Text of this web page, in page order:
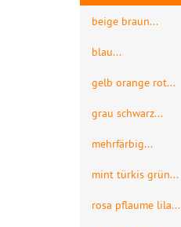
beige braun...
blau...
gelb orange rot...
grau schwarz...
mehrfärbig...
mint türkis grün...
rosa pflaume lila...